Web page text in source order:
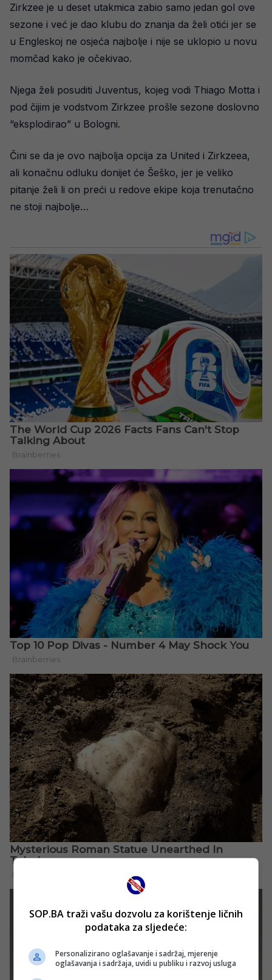
Zirkzee je u deset utakmica zabio samo jedan gol ove
sezone i već je dao klubu do znanja da želi otići jer se
u Engleskoj ne osjeća najbolje i nije se uklopio u novu
momčad kako je očekivao.
Njega želi posuditi Juventus, kojeg vodi Thiago Motta i
pod čijim je vodstvom Zirkzee prošle sezone doslovno
“eksplodirao” u Bologni.
Čini se da je ovo najbolja opcija za United i Zirkzeea,
ali konačnu odluku donijet će Šeško, jer je veliko
pitanje želi li on preći u redove ekipe koja trenutačno
ne stoji najbolje…
SOP.BA traži vašu dozvolu za korištenje ličnih
podataka za sljedeće:
Personalizirano oglašavanje i sadržaj, mjerenje
oglašavanja i sadržaja, uvidi u publiku i razvoj usluga